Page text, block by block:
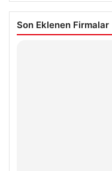
Son Eklenen Firmalar